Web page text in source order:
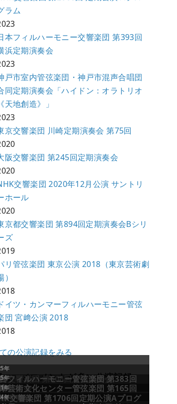
ラム
本フィルハーモニー交響楽団 第393回
浜定期演奏会
戸市室内管弦楽団・神戸市混声合唱団
同定期演奏会「ハイドン：オラトリオ
《天地創造》」
京交響楽団 川崎定期演奏会 第75回
阪交響楽団 第245回定期演奏会
交響楽団 2020年12⽉公演 サントリ
ホール
京都交響楽団 第894回定期演奏会Bシリ
ズ
リ管弦楽団 東京公演 2018（東京芸術劇
）
イツ・カンマーフィルハーモニー管弦
団 宮﨑公演 2018
の公演記録をみる
ュー／コメントが多い公演記録